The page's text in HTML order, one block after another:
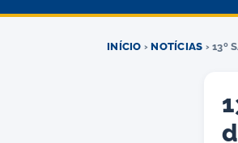
INÍCIO ›NOTÍCIAS › 13º